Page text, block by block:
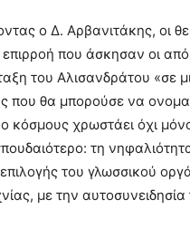
ο Δ. Αρβανιτάκης, οι
που άσκησαν οι
του Αλισανδράτου «σε
που θα μπορούσε να
κόσμους χρωστάει όχι
τη
του γλωσσικού
με την